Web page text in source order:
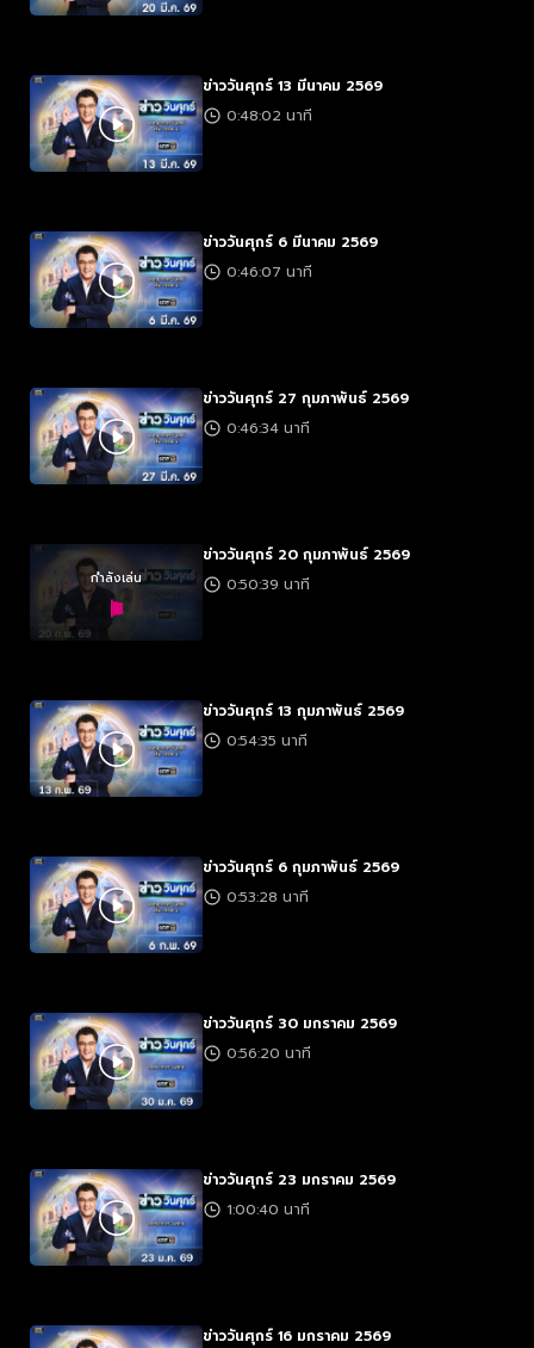
ข่าววันศุกร์ 13 มีนาคม 2569
0:48:02 นาที
ข่าววันศุกร์ 6 มีนาคม 2569
0:46:07 นาที
ข่าววันศุกร์ 27 กุมภาพันธ์ 2569
0:46:34 นาที
กำลังเล่น
ข่าววันศุกร์ 20 กุมภาพันธ์ 2569
0:50:39 นาที
ข่าววันศุกร์ 13 กุมภาพันธ์ 2569
0:54:35 นาที
ข่าววันศุกร์ 6 กุมภาพันธ์ 2569
0:53:28 นาที
ข่าววันศุกร์ 30 มกราคม 2569
0:56:20 นาที
ข่าววันศุกร์ 23 มกราคม 2569
1:00:40 นาที
ข่าววันศุกร์ 16 มกราคม 2569